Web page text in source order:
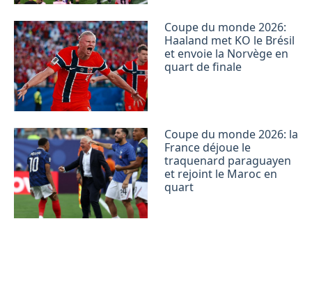
Coupe du monde 2026:
Haaland met KO le Brésil
et envoie la Norvège en
quart de finale
Coupe du monde 2026: la
France déjoue le
traquenard paraguayen
et rejoint le Maroc en
quart